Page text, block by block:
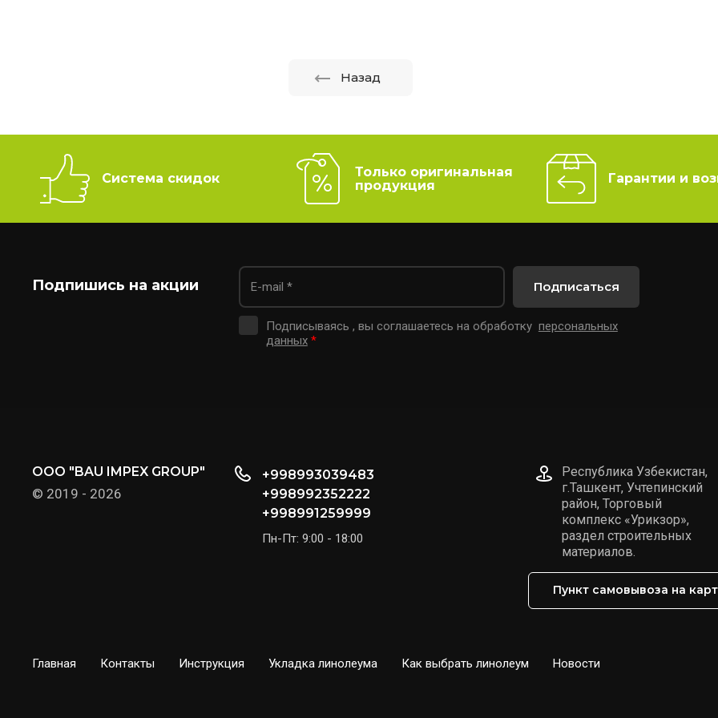
Назад
Система скидок
Только оригинальная
продукция
Гарантии и
Подпишись на акции
Подписываясь , вы соглашаетесь на обработку персональных
данных *
Подписаться
OOO "BAU IMPEX GROUP"
© 2019 - 2026
+998993039483
+998992352222
+998991259999
Пн-Пт: 9:00 - 18:00
Республика Узбекистан,
г.Ташкент, Учтепинский
район, Торговый
комплекс «Урикзор»,
раздел строительных
материалов.
Пункт самовывоза на
Главная Контакты Инструкция Укладка линолеума Как выбрать линолеум Новости